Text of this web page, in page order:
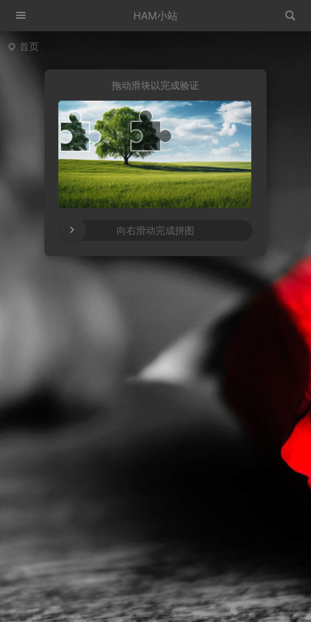
HAM小站
首页
拖动滑块以完成验证
向右滑动完成拼图